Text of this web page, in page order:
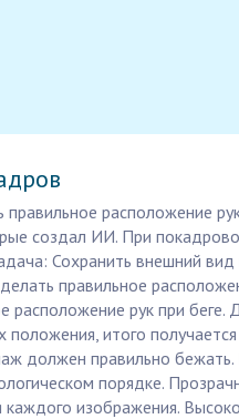
расположение
создал ИИ. При
Сохранить внешний
правильное
расположение рук при беге.
положения, итого
должен правильно
порядке.
изображения.